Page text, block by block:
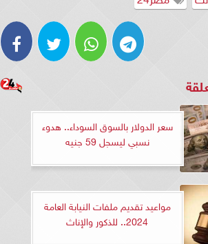
سعر الدولار بالسوق السوداء.. هدوء
نسبي ليسجل 59 جنيه
مواعيد تقديم ملفات النيابة العامة
2024.. للذكور والإناث